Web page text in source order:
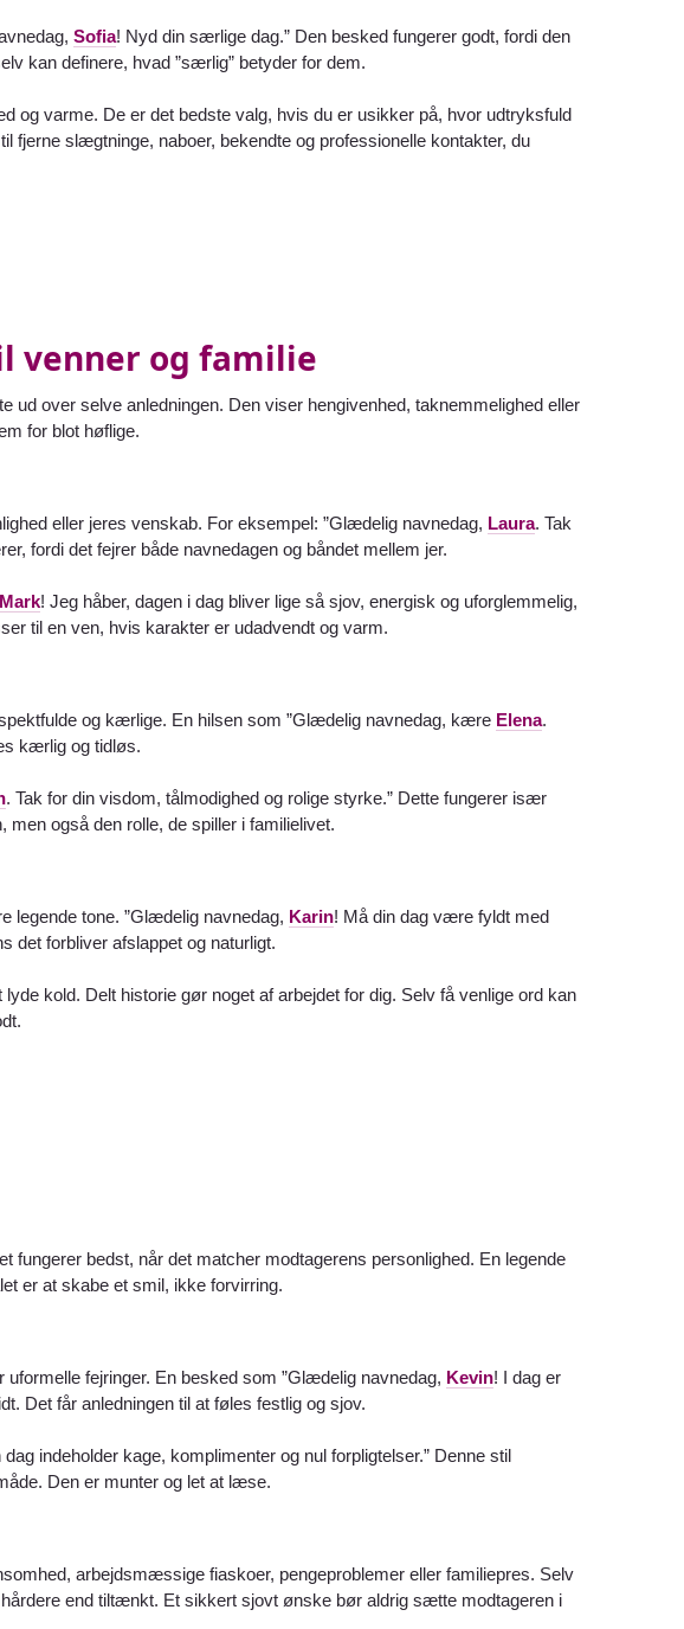
Sofia! Nyd din særlige dag.” Den besked fungerer godt, fordi den
kan definere, hvad ”særlig” betyder for dem.
varme. De er det bedste valg, hvis du er usikker på, hvor udtryksfuld
slægtninge, naboer, bekendte og professionelle kontakter, du
venner og familie
ud over selve anledningen. Den viser hengivenhed, taknemmelighed eller
for blot høflige.
eller jeres venskab. For eksempel: ”Glædelig navnedag, Laura. Tak
fordi det fejrer både navnedagen og båndet mellem jer.
Mark! Jeg håber, dagen i dag bliver lige så sjov, energisk og uforglemmelig,
til en ven, hvis karakter er udadvendt og varm.
og kærlige. En hilsen som ”Glædelig navnedag, kære Elena.
kærlig og tidløs.
. Tak for din visdom, tålmodighed og rolige styrke.” Dette fungerer især
også den rolle, de spiller i familielivet.
legende tone. ”Glædelig navnedag, Karin! Må din dag være fyldt med
det forbliver afslappet og naturligt.
kold. Delt historie gør noget af arbejdet for dig. Selv få venlige ord kan
bedst, når det matcher modtagerens personlighed. En legende
er at skabe et smil, ikke forvirring.
fejringer. En besked som ”Glædelig navnedag, Kevin! I dag er
Det får anledningen til at føles festlig og sjov.
indeholder kage, komplimenter og nul forpligtelser.” Denne stil
Den er munter og let at læse.
arbejdsmæssige fiaskoer, pengeproblemer eller familiepres. Selv
end tiltænkt. Et sikkert sjovt ønske bør aldrig sætte modtageren i